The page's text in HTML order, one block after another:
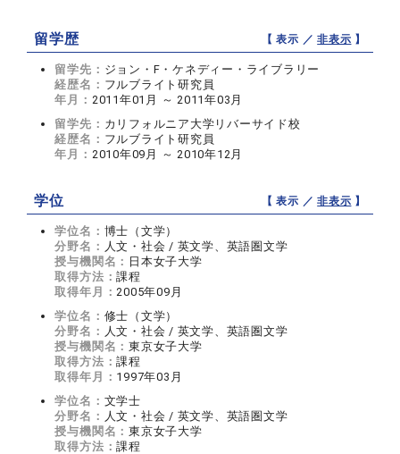
留学歴 【 表示 ／非表示 】
留学先： ジョン・F・ケネディー・ライブラリー
経歴名： フルブライト研究員
年月： 2011年01月 ～ 2011年03月
留学先： カリフォルニア大学リバーサイド校
経歴名： フルブライト研究員
年月： 2010年09月 ～ 2010年12月
学位 【 表示 ／非表示 】
学位名： 博士（文学）
分野名： 人文・社会 / 英文学、英語圏文学
授与機関名： 日本女子大学
取得方法：課程
取得年月：2005年09月
学位名： 修士（文学）
分野名： 人文・社会 / 英文学、英語圏文学
授与機関名：東京女子大学
取得方法：課程
取得年月： 1997年03月
学位名： 文学士
分野名： 人文・社会 / 英文学、英語圏文学
授与機関名：東京女子大学
取得方法：課程